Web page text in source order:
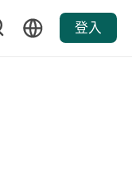
登入